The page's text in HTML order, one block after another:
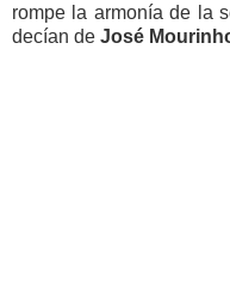
rompe la armonía de la
decían de José